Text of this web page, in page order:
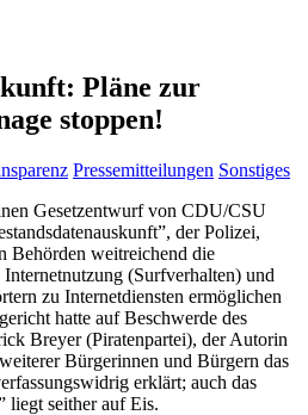
Pläne zur
stoppen!
Pressemitteilungen Sonstiges
Gesetzentwurf von CDU/CSU
der Polizei,
Behörden weitreichend die
(Surfverhalten) und
zu Internetdiensten ermöglichen
hatte auf Beschwerde des
Breyer (Piratenpartei), der Autorin
Bürgerinnen und Bürgern das
erklärt; auch das
liegt seither auf Eis.